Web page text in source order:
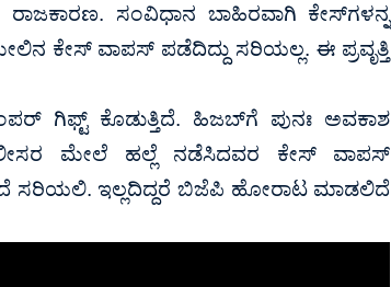
ಸಂವಿಧಾನ ಬಾಹಿರವಾಗಿ ಕೇಸ್‌ಗಳನ್ನ
ಕೇಸ್ ವಾಪಸ್ ಪಡೆದಿದ್ದು ಸರಿಯಲ್ಲ. ಈ ಪ್ರವೃತ್ತಿ
ಗಿಫ್ಟ್ ಕೊಡುತ್ತಿದೆ. ಹಿಜಬ್‌ಗೆ ಪುನಃ ಅವಕಾಶ
ಮೇಲೆ ಹಲ್ಲೆ ನಡೆಸಿದವರ ಕೇಸ್ ವಾಪಸ್
ಸರಿಯಲಿ. ಇಲ್ಲದಿದ್ದರೆ ಬಿಜೆಪಿ ಹೋರಾಟ ಮಾಡಲಿದೆ